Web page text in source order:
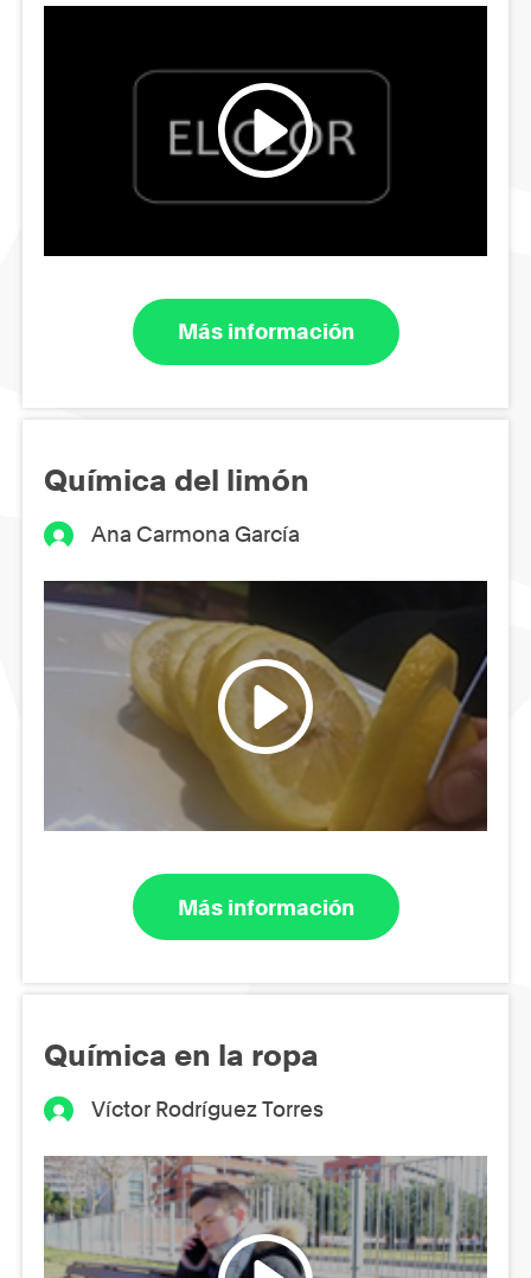
Más información
Química del limón
Ana Carmona García
Más información
Química en la ropa
Víctor Rodríguez Torres